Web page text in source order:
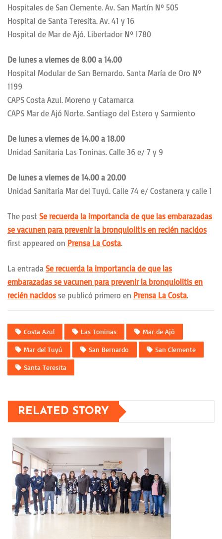
Hospitales de San Clemente. Av. San Martín Nº 505
Hospital de Santa Teresita. Av. 41 y 16
Hospital de Mar de Ajó. Libertador Nº 1780
De lunes a viernes de 8.00 a 14.00
Hospital Modular de San Bernardo. Santa María de Oro Nº
1199
CAPS Costa Azul. Moreno y Catamarca
CAPS Mar de Ajó Norte. Santiago del Estero y Sarmiento
De lunes a viernes de 14.00 a 18.00
Unidad Sanitaria Las Toninas. Calle 36 e/ 7 y 9
De lunes a viernes de 14.00 a 20.00
Unidad Sanitaria Mar del Tuyú. Calle 74 e/ Costanera y calle 1
The post Se recuerda la importancia de que las embarazadas
se vacunen para prevenir la bronquiolitis en recién nacidos
first appeared on Prensa La Costa.
La entrada Se recuerda la importancia de que las
embarazadas se vacunen para prevenir la bronquiolitis en
recién nacidos se publicó primero en Prensa La Costa.
Costa Azul Las Toninas Mar de Ajó
Mar del Tuyú San Bernardo San Clemente
Santa Teresita
RELATED STORY